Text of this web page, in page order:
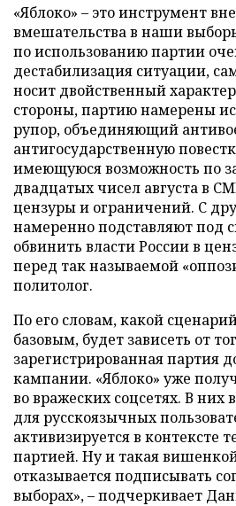
«Яблоко» – это инструмент
вмешательства в наши
по использованию партии
дестабилизация ситуации,
носит двойственный
стороны, партию намерены
рупор, объединяющий
антигосударственную
имеющуюся возможность по
двадцатых чисел августа в
цензуры и ограничений. С
намеренно подставляют под
обвинить власти России в
перед так называемой
политолог.
По его словам, какой
базовым, будет зависеть от
зарегистрированная партия
кампании. «Яблоко» уже
во вражеских соцсетях. В них
для русскоязычных
активизируется в контексте
партией. Ну и такая
отказывается подписывать
выборах», – подчеркивает